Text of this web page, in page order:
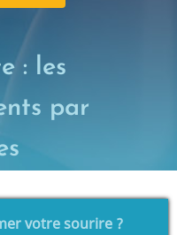
: les
par
votre sourire ?